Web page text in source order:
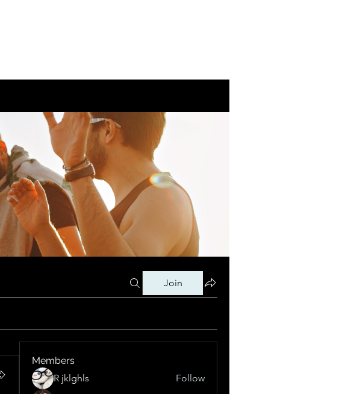
Join
Members
R jklghls
Follow